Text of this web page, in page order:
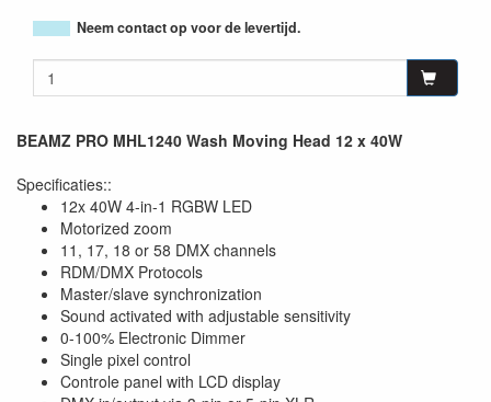
Neem contact op voor de levertijd.
BEAMZ PRO MHL1240 Wash Moving Head 12 x 40W
Specificaties::
12x 40W 4-in-1 RGBW LED
Motorized zoom
11, 17, 18 or 58 DMX channels
RDM/DMX Protocols
Master/slave synchronization
Sound activated with adjustable sensitivity
0-100% Electronic Dimmer
Single pixel control
Controle panel with LCD display